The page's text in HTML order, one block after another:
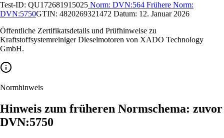
Test-ID: QU172681915025 Norm: DVN:564 Frühere Norm:
DVN:5750GTIN: 4820269321472 Datum: 12. Januar 2026
Öffentliche Zertifikatsdetails und Prüfhinweise zu
Kraftstoffsystemreiniger Dieselmotoren von XADO Technology
GmbH.
Normhinweis
Hinweis zum früheren Normschema: zuvor
DVN:5750